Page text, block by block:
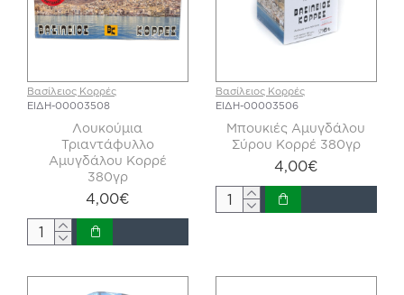
Βασίλειος Κορρές
ΕΙΔΗ-00003508
Λουκούμια
Τριαντάφυλλο
Αμυγδάλου Κορρέ
380γρ
4,00€
Βασίλειος Κορρές
ΕΙΔΗ-00003506
Μπουκιές Αμυγδάλου
Σύρου Κορρέ 380γρ
4,00€